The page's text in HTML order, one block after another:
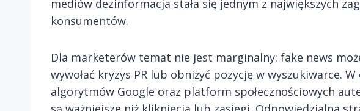
mediów dezinformacja stała się jednym z największych
konsumentów.
Dla marketerów temat nie jest marginalny: fake news
wywołać kryzys PR lub obniżyć pozycję w wyszukiwarce.
algorytmów Google oraz platform społecznościowych